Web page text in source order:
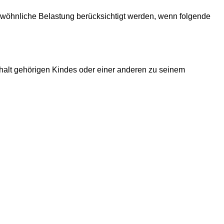
Belastung berücksichtigt werden, wenn folgende
gehörigen Kindes oder einer anderen zu seinem